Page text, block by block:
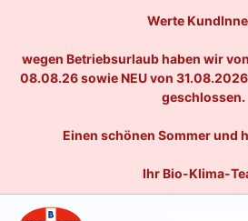
Werte
wegen Betriebsurlaub haben wir
08.08.26 sowie NEU von
geschlossen.
Einen schönen Sommer und
Ihr Bio-Klima-